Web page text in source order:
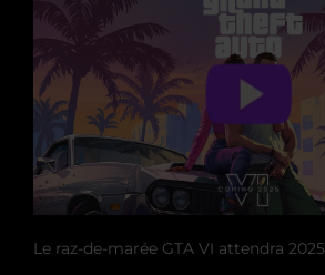
Le raz-de-marée GTA VI attendra 2025